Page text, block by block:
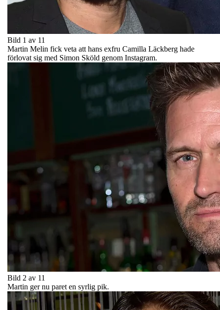
Bild 1 av 11
Martin Melin fick veta att hans exfru Camilla Läckberg hade
förlovat sig med Simon Sköld genom Instagram.
Bild 2 av 11
Martin ger nu paret en syrlig pik.